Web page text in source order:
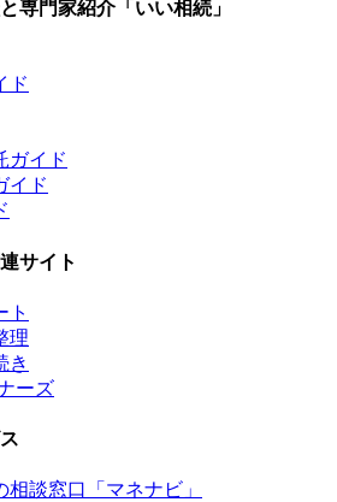
専門家紹介「いい相続」
ド
ガイド
イド
サイト
ト
理
き
ーズ
談窓口「マネナビ」